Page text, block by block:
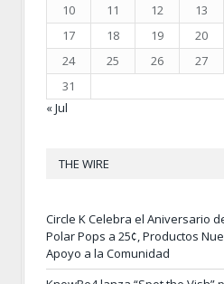
10
11 12 13
17
18 19 20
24
25 26 27
31
« Jul
THE WIRE
Circle K Celebra el Aniversario
Polar Pops a 25¢, Productos
Apoyo a la Comunidad